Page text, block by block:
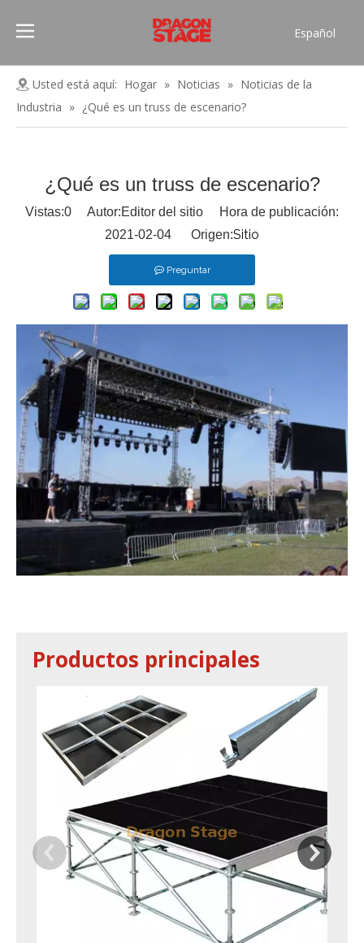
Español
Pусский
العربية
English
Usted está aquí: Hogar » Noticias » Noticias de la
Industria » ¿Qué es un truss de escenario?
¿Qué es un truss de escenario?
Vistas:0 Autor:Editor del sitio Hora de publicación:
2021-02-04 Origen:Sitio
Preguntar
Productos principales